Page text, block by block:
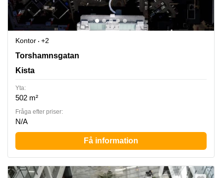
Kontor
+2
Torshamnsgatan 35, Kista
Torshamnsgatan
Kista
Yta:
502 m²
Fråga efter priser:
N/A
Få information